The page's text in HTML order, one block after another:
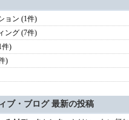
ョン (1件)
ング (7件)
件)
)
ブ・ブログ 最新の投稿